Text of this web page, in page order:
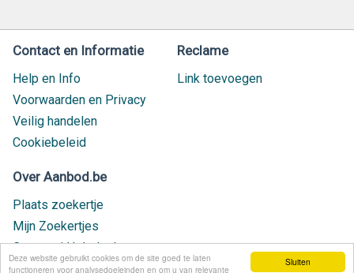
Sluiten
Deze website gebruikt cookies om de site goed te laten
functioneren voor analysedoeleinden en om u van relevante
Contact en Informatie
Help en Info
Voorwaarden en Privacy
Veilig handelen
Cookiebeleid
Reclame
Link toevoegen
Over Aanbod.be
Plaats zoekertje
Mijn Zoekertjes
Contact / Helpdesk
Nieuw geplaatst